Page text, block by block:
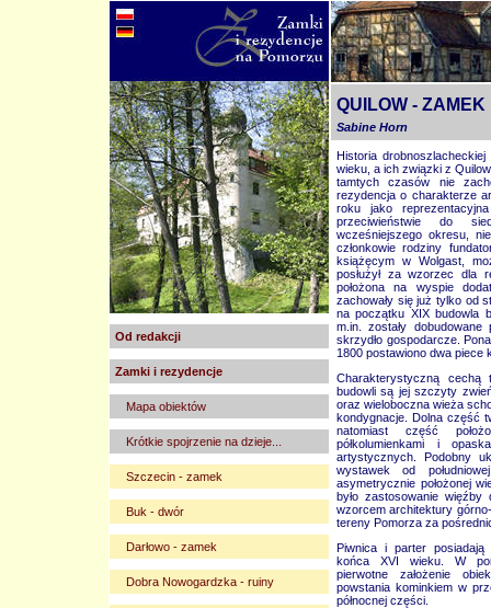
Od redakcji
Zamki i rezydencje
Mapa obiektów
Krótkie spojrzenie na dzieje...
Szczecin - zamek
Buk - dwór
Darłowo - zamek
Dobra Nowogardzka - ruiny
QUILOW - ZAMEK
Sabine Horn
Historia
wieku, a ich związki z
tamtych czasów nie
rezydencja o charakterze
roku jako
przeciwieństwie do
wcześniejszego okresu,
członkowie rodziny
książęcym w Wolgast,
posłużył za wzorzec dla
położona na wyspie
zachowały się już tylko od
na początku XIX budowla
m.in. zostały
skrzydło gospodarcze.
1800 postawiono dwa piece
Charakterystyczną cechą
budowli są jej szczyty
oraz wieloboczna wieża
kondygnacje. Dolna część
natomiast część
półkolumienkami i
artystycznych. Podobny
wystawek od
asymetrycznie położonej
było zastosowanie
wzorcem architektury
tereny Pomorza za
Piwnica i parter posiadają
końca XVI wieku. W
pierwotne założenie
powstania kominkiem w
północnej części.